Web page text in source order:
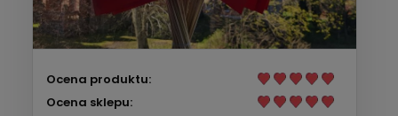
Ocena produktu:
Ocena sklepu: